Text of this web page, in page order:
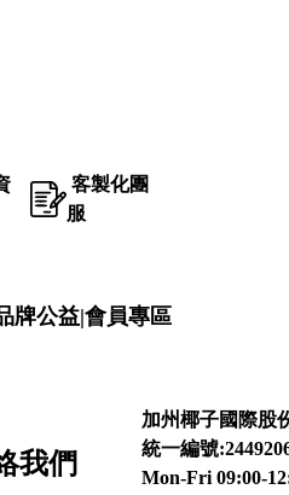
客製化團
服
牌公益|會員專區
我們
加州椰子國際股
統一編號
Mon-Fri 09:00-